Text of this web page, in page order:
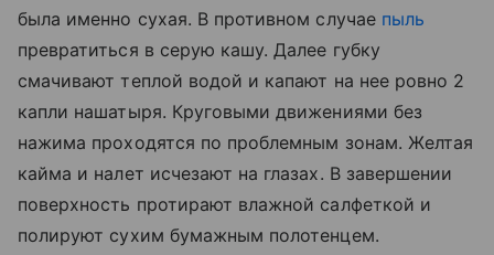
была именно сухая. В противном случае пыль
превратиться в серую кашу. Далее губку
смачивают теплой водой и капают на нее ровно 2
капли нашатыря. Круговыми движениями без
нажима проходятся по проблемным зонам. Желтая
кайма и налет исчезают на глазах. В завершении
поверхность протирают влажной салфеткой и
полируют сухим бумажным полотенцем.